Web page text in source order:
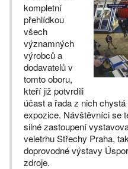
kompletní
přehlídkou
všech
významných
výrobců a
dodavatelů v
tomto oboru,
kteří již potvrdili
účast a řada z nich
expozice. Návštěvníci se
silné zastoupení
veletrhu Střechy Praha,
doprovodné výstavy
zdroje.